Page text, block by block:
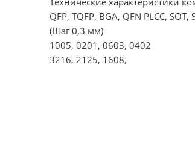
QFP, TQFP, BGA, QFN PLCC, SOT,
(Шаг 0,3 мм)
1005, 0201, 0603, 0402
3216, 2125, 1608,